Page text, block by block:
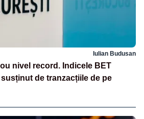
Iulian Budusan
nivel record. Indicele BET
de tranzacțiile de pe